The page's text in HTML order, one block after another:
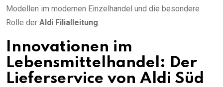
Modellen im modernen Einzelhandel und die besondere
Rolle der Aldi Filialleitung
Innovationen im
Lebensmittelhandel: Der
Lieferservice von Aldi Süd